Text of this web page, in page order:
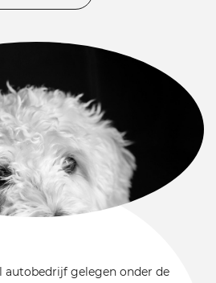
autobedrijf gelegen onder de